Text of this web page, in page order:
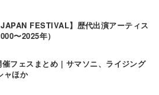
JAPAN FESTIVAL】歴代出演アーティス
〜2025年）
フェスまとめ | サマソニ、ライジング
ャほか